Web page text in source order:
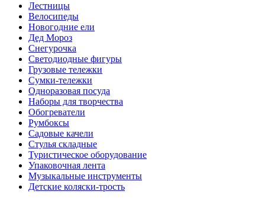
Лестницы
Велосипеды
Новогодние ели
Дед Мороз
Снегурочка
Светодиодные фигуры
Грузовые тележки
Сумки-тележки
Одноразовая посуда
Наборы для творчества
Обогреватели
Румбоксы
Садовые качели
Стулья складные
Туристическое оборудование
Упаковочная лента
Музыкальные инструменты
Детские коляски-трость